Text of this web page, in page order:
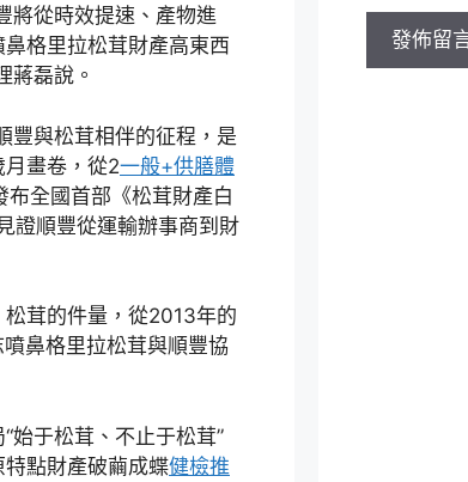
將從時效提速、產物進
格里拉松茸財產高東西
蔣磊說。
豐與松茸相伴的征程，是
月畫卷，從2一般+供膳體
全國首部《松茸財產白
證順豐從運輸辦事商到財
茸的件量，從2013年的
鼻格里拉松茸與順豐協
始于松茸、不止于松茸”
點財產破繭成蝶健檢推
址